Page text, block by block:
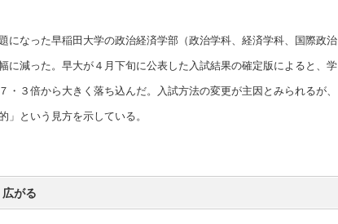
になった早稲田大学の政治経済学部（政治学科、経済学科、国際政治
に減った。早大が４月下旬に公表した入試結果の確定版によると、学
・３倍から大きく落ち込んだ。入試方法の変更が主因とみられるが、
」という見方を示している。
がる